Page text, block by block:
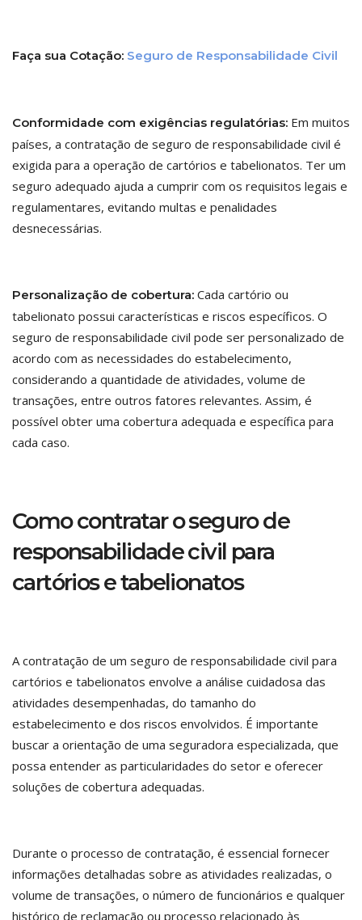
Faça sua Cotação: Seguro de Responsabilidade Civil
Conformidade com exigências regulatórias: Em muitos
países, a contratação de seguro de responsabilidade civil é
exigida para a operação de cartórios e tabelionatos. Ter um
seguro adequado ajuda a cumprir com os requisitos legais e
regulamentares, evitando multas e penalidades
desnecessárias.
Personalização de cobertura: Cada cartório ou
tabelionato possui características e riscos específicos. O
seguro de responsabilidade civil pode ser personalizado de
acordo com as necessidades do estabelecimento,
considerando a quantidade de atividades, volume de
transações, entre outros fatores relevantes. Assim, é
possível obter uma cobertura adequada e específica para
cada caso.
Como contratar o seguro de
responsabilidade civil para
cartórios e tabelionatos
A contratação de um seguro de responsabilidade civil para
cartórios e tabelionatos envolve a análise cuidadosa das
atividades desempenhadas, do tamanho do
estabelecimento e dos riscos envolvidos. É importante
buscar a orientação de uma seguradora especializada, que
possa entender as particularidades do setor e oferecer
soluções de cobertura adequadas.
Durante o processo de contratação, é essencial fornecer
informações detalhadas sobre as atividades realizadas, o
volume de transações, o número de funcionários e qualquer
histórico de reclamação ou processo relacionado às